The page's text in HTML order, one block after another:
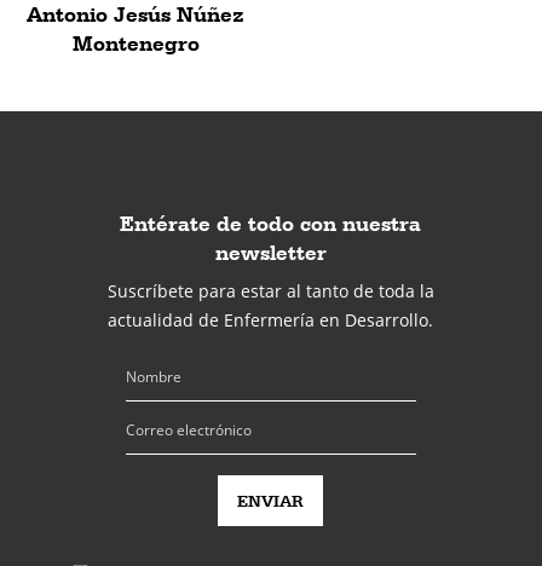
Antonio Jesús Núñez
Montenegro
Entérate de todo con nuestra
newsletter
Suscríbete para estar al tanto de toda la
actualidad de Enfermería en Desarrollo.